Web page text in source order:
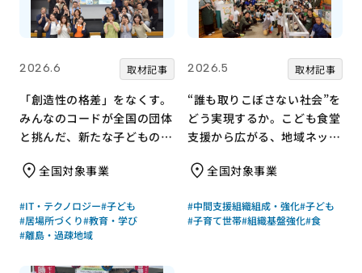
2026.6 取材記事
「創造性の格差」をなくす。
みんなのコードが全国の団体
と挑んだ、新たな子どもの居
全国対象事業
#IT・テクノロジー#子ども
#居場所づくり#教育・学び
#離島・過疎地域
2026.5 取材記事
“誰も取りこぼさない社会”を
どう実現するか。こども食堂
支援から広がる、地域ネット
全国対象事業
#中間支援組織組成・強化#子ども
#子育て世帯#組織基盤強化#食